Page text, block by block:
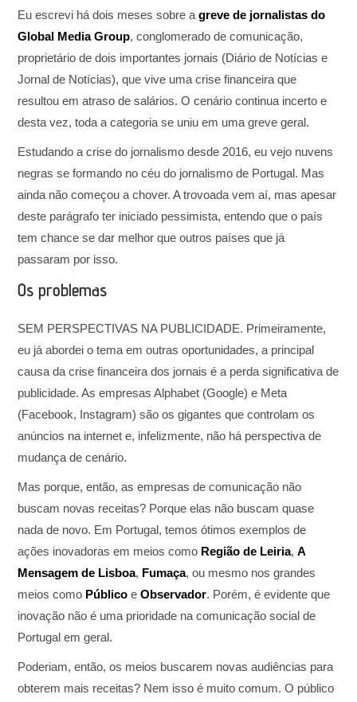
Eu escrevi há dois meses sobre agreve de jornalistas do
Global Media Group, conglomerado de comunicação,
proprietário de dois importantes jornais (Diário de Notícias e
Jornal de Notícias), que vive uma crise financeira que
resultou em atraso de salários. O cenário continua incerto e
desta vez, toda a categoria se uniu em uma greve geral.
Estudando a crise do jornalismo desde 2016, eu vejo nuvens
negras se formando no céu do jornalismo de Portugal. Mas
ainda não começou a chover. A trovoada vem aí, mas apesar
deste parágrafo ter iniciado pessimista, entendo que o país
tem chance se dar melhor que outros países que já
passaram por isso.
Os problemas
SEM PERSPECTIVAS NA PUBLICIDADE. Primeiramente,
eu já abordei o tema em outras oportunidades, a principal
causa da crise financeira dos jornais é a perda significativa de
publicidade. As empresas Alphabet (Google) e Meta
(Facebook, Instagram) são os gigantes que controlam os
anúncios na internet e, infelizmente, não há perspectiva de
mudança de cenário.
Mas porque, então, as empresas de comunicação não
buscam novas receitas? Porque elas não buscam quase
nada de novo. Em Portugal, temos ótimos exemplos de
ações inovadoras em meios como Região de Leiria,A
Mensagem de Lisboa, Fumaça, ou mesmo nos grandes
meios como Público eObservador. Porém, é evidente que
inovação não é uma prioridade na comunicação social de
Portugal em geral.
Poderiam, então, os meios buscarem novas audiências para
obterem mais receitas? Nem isso é muito comum. O público